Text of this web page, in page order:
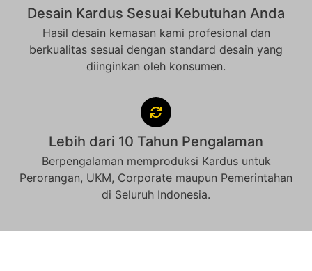
Desain Kardus Sesuai Kebutuhan Anda
Hasil desain kemasan kami profesional dan
berkualitas sesuai dengan standard desain yang
diinginkan oleh konsumen.
Lebih dari 10 Tahun Pengalaman
Berpengalaman memproduksi Kardus untuk
Perorangan, UKM, Corporate maupun Pemerintahan
di Seluruh Indonesia.